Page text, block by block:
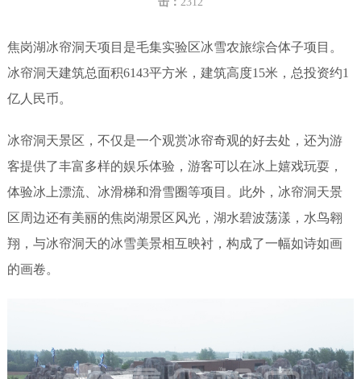
焦岗湖冰帘洞天项目是毛集实验区冰雪农旅综合体子项目。
冰帘洞天建筑总面积6143平方米，建筑高度15米，总投资约1
亿人民币。
冰帘洞天景区，不仅是一个观赏冰帘奇观的好去处，还为游
客提供了丰富多样的娱乐体验，游客可以在冰上嬉戏玩耍，
体验冰上漂流、冰滑梯和滑雪圈等项目。此外，冰帘洞天景
区周边还有美丽的焦岗湖景区风光，湖水碧波荡漾，水鸟翱
翔，与冰帘洞天的冰雪美景相互映衬，构成了一幅如诗如画
的画卷。